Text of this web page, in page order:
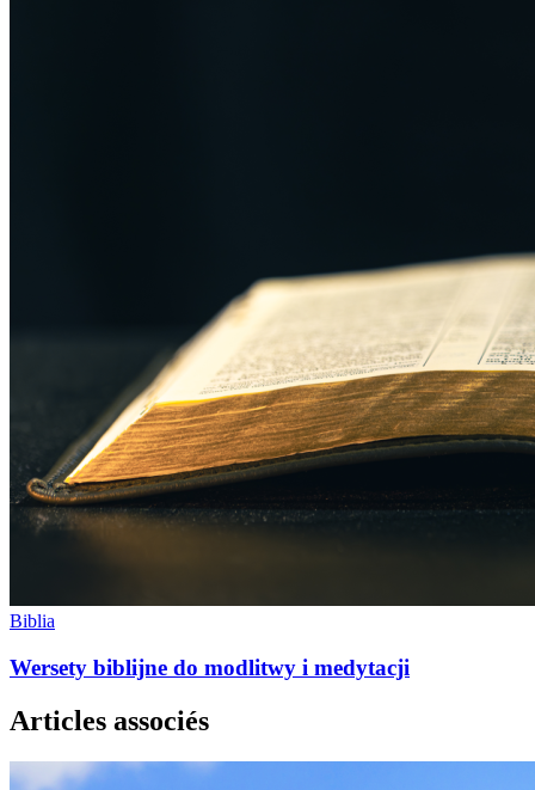
Biblia
Wersety biblijne do modlitwy i medytacji
Articles associés